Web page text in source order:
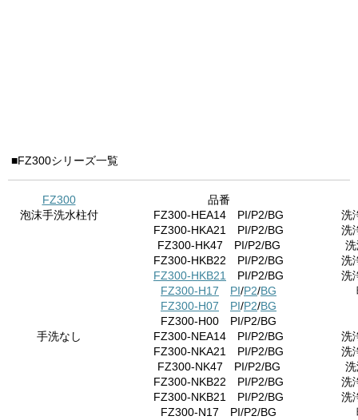
■FZ300シリーズ一覧
FZ300
品番
泡沫手洗水柱付
FZ300-HEA14 PI/P2/BG
洗
FZ300-HKA21 PI/P2/BG
洗
FZ300-HK47 PI/P2/BG
FZ300-HKB22 PI/P2/BG
洗
FZ300-HKB21
PI/P2/BG
洗
FZ300-H17
PI/P2/BG
FZ300-H07
PI/P2/BG
FZ300-H00 PI/P2/BG
手洗なし
FZ300-NEA14 PI/P2/BG
洗
FZ300-NKA21 PI/P2/BG
洗
FZ300-NK47 PI/P2/BG
FZ300-NKB22 PI/P2/BG
洗
FZ300-NKB21 PI/P2/BG
洗
FZ300-N17 PI/P2/BG